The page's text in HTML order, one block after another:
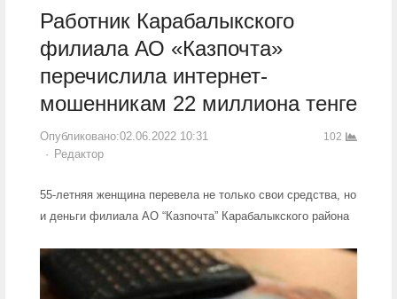
Работник Карабалыкского
филиала АО «Казпочта»
перечислила интернет-
мошенникам 22 миллиона тенге
Опубликовано:02.06.2022 10:31
Author
Редактор
102
55-летняя женщина перевела не только свои средства, но
и деньги филиала АО “Казпочта” Карабалыкского района